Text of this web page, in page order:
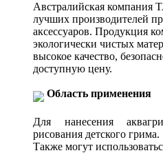
Австралийская компания
лучших производителей
аксессуаров. Продукция
экологически чистых
высокое качество,
доступную цену.
Область применения
Для нанесения
рисования детского грима.
Также могут